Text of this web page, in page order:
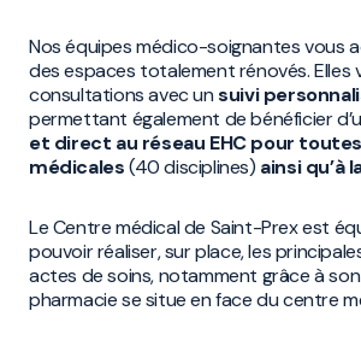
Nos équipes médico-soignantes vous
des espaces totalement rénovés. Elles
consultations avec unsuivi
permettant également de bénéficier
et direct au réseau EHC pour
médicales(40 disciplines) ainsi qu’à
Le Centre médical de Saint-Prex est
pouvoir réaliser, sur place, les
actes de soins, notamment grâce à
pharmacie se situe en face du centre